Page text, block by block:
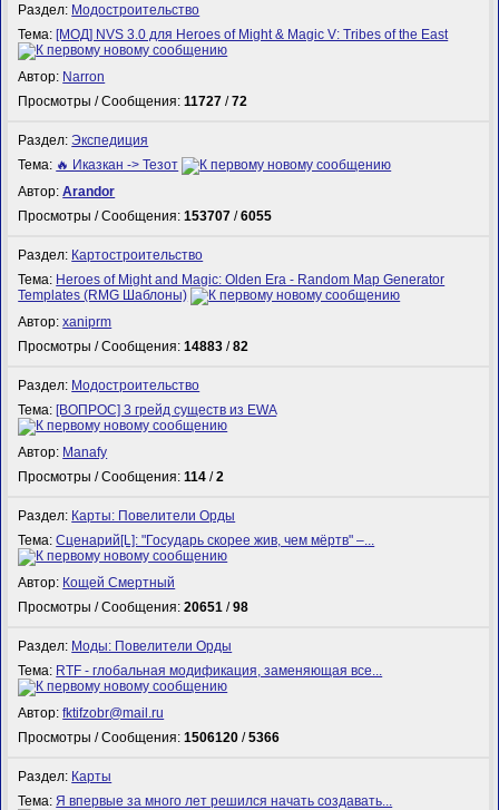
Раздел: Модостроительство
Тема: [МОД] NVS 3.0 для Heroes of Might & Magic V: Tribes of the East
Автор: Narron
Просмотры / Сообщения:11727 /72
Раздел:Экспедиция
Тема: 🔥 Иказкан -> Тезот
Автор:Arandor
Просмотры / Сообщения:153707 /6055
Раздел: Картостроительство
Тема: Heroes of Might and Magic: Olden Era - Random Map Generator
Templates (RMG Шаблоны)
Автор:xaniprm
Просмотры / Сообщения:14883 /82
Раздел: Модостроительство
Тема: [ВОПРОС] 3 грейд существ из EWA
Автор: Manafy
Просмотры / Сообщения:114 /2
Раздел: Карты: Повелители Орды
Тема:Сценарий[L]: "Государь скорее жив, чем мёртв" –...
Автор: Кощей Смертный
Просмотры / Сообщения:20651 /98
Раздел: Моды: Повелители Орды
Тема: RTF - глобальная модификация, заменяющая все...
Автор:fktifzobr@mail.ru
Просмотры / Сообщения:1506120 /5366
Раздел: Карты
Тема:Я впервые за много лет решился начать создавать...